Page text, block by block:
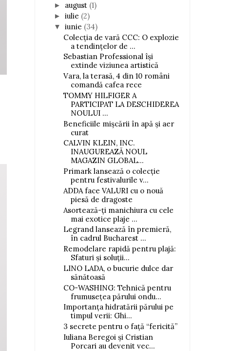
► august (1)
► iulie (2)
▼ iunie (34)
Colecția de vară CCC: O explozie
a tendințelor de ...
Sebastian Professional își
extinde viziunea artistică
Vara, la terasă, 4 din 10 români
comandă cafea rece
TOMMY HILFIGER A
PARTICIPAT LA DESCHIDEREA
NOULUI ...
Beneficiile mișcării în apă și aer
curat
CALVIN KLEIN, INC.
INAUGUREAZĂ NOUL
MAGAZIN GLOBAL...
Primark lansează o colecție
pentru festivalurile v...
ADDA face VALURI cu o nouă
piesă de dragoste
Asortează-ți manichiura cu cele
mai exotice plaje ...
Legrand lansează în premieră,
în cadrul Bucharest ...
Remodelare rapidă pentru plajă:
Sfaturi și soluții...
LINO LADA, o bucurie dulce dar
sănătoasă
CO-WASHING: Tehnică pentru
frumusețea părului ondu...
Importanța hidratării părului pe
timpul verii: Ghi...
3 secrete pentru o față “fericită”
Iuliana Beregoi și Cristian
Porcari au devenit vec...